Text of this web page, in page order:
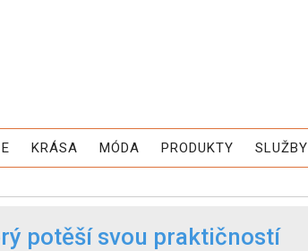
KRÁSA MÓDA PRODUKTY SLUŽBY
potěší svou praktičností